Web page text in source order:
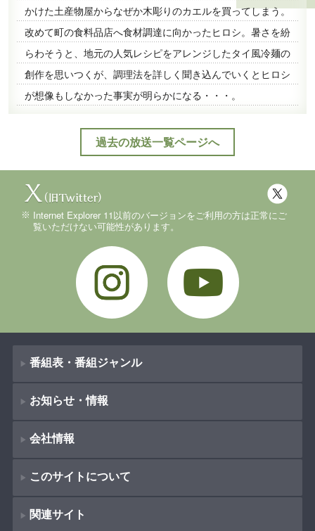
かけた土産物屋からなぜか木彫りのカエルを買ってしまう。
改めて町の食料品店へ食材調達に向かったヒロシ。暑さを紛
らわそうと、地元の人気レシピをアレンジしたタイ風冷麺の
創作を思いつくが、調理法を詳しく聞き込んでいくとヒロシ
が想像もしなかった事実が明らかになる・・・。
過去の放送一覧ページへ
Internet Explorer 11以前のバージョンをご利用の方は正常にご
覧いただけない可能性があります。
Instagram
番組表・番組ジャンル
番組表
番組ジャンル
ドラマ
映画
お知らせ・情報
新着情報
お知らせ
イベント
会社情報
会社概要
（Company Information）
このサイトについて
著作権とリンク
関連サイト